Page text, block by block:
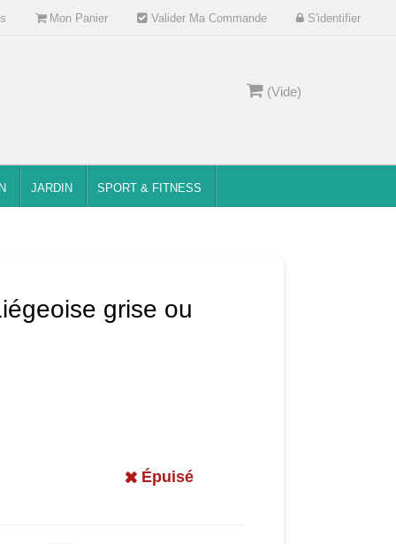
Mon Panier Valider Ma Commande S'identifier
(Vide)
JARDIN SPORT & FITNESS
grise ou
Épuisé